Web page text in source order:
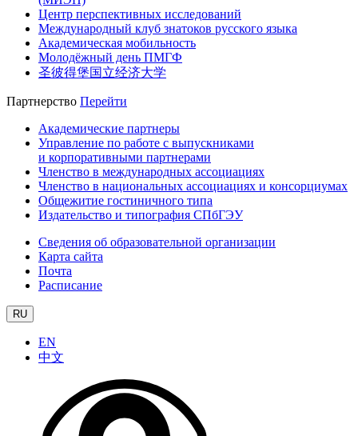
Центр перспективных исследований
Международный клуб знатоков русского языка
Академическая мобильность
Молодёжный день ПМГФ
圣彼得堡国立经济大学
Партнерство Перейти
Академические партнеры
Управление по работе с выпускниками
и корпоративными партнерами
Членство в международных ассоциациях
Членство в национальных ассоциациях и консорциумах
Общежитие гостиничного типа
Издательство и типография СПбГЭУ
Сведения об образовательной организации
Карта сайта
Почта
Расписание
RU
EN
中文